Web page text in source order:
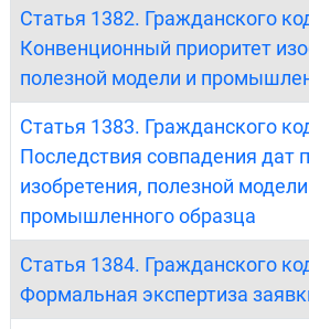
Статья 1382. Гражданского
Конвенционный приоритет
полезной модели и
Статья 1383. Гражданского
Последствия совпадения дат
изобретения, полезной
промышленного образца
Статья 1384. Гражданского
Формальная экспертиза